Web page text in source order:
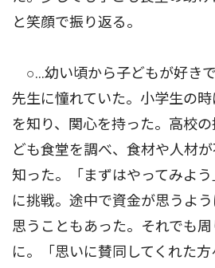
と笑顔で振り返る。
○...幼い頃から子どもが好き
先生に憧れていた。小学生の
を知り、関心を持った。高校
ども食堂を調べ、食材や人材
知った。「まずはやってみよ
に挑戦。途中で資金が思うよ
思うこともあった。それでも
に。「思いに賛同してくれた